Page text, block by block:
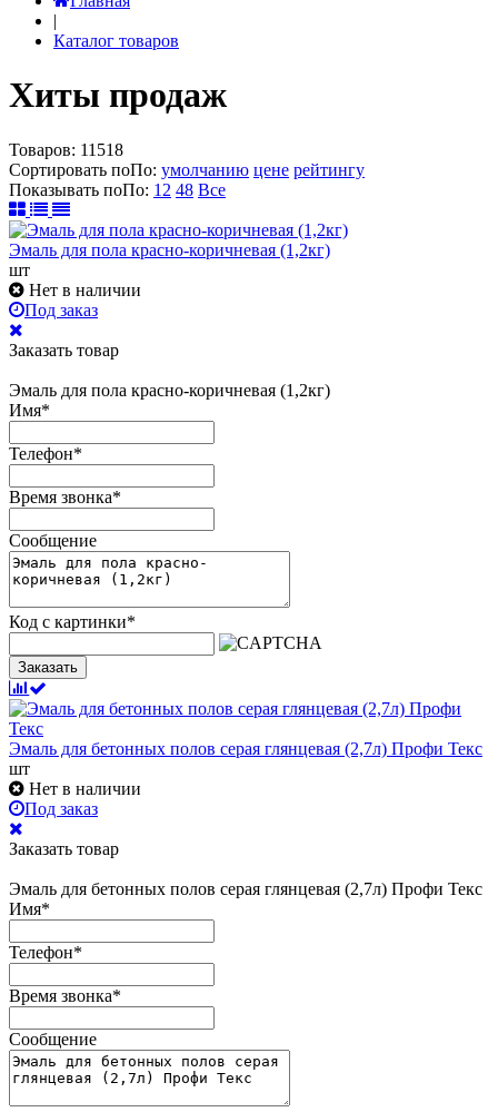
|
Каталог товаров
Хиты продаж
Товаров: 11518
Сортировать поПо: умолчанию цене рейтингу
Показывать поПо: 12 48 Все
Эмаль для пола красно-коричневая (1,2кг)
шт
Нет в наличии
Под заказ
Заказать товар
Эмаль для пола красно-коричневая (1,2кг)
Имя*
Телефон*
Время звонка*
Сообщение
Код с картинки*
Заказать
Эмаль для бетонных полов серая глянцевая (2,7л) Профи Текс
шт
Нет в наличии
Под заказ
Заказать товар
Эмаль для бетонных полов серая глянцевая (2,7л) Профи Текс
Имя*
Телефон*
Время звонка*
Сообщение